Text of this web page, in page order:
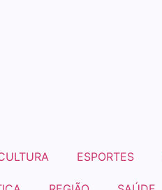
ESPORTES